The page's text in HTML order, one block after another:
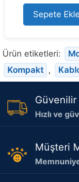
t
o
f
5
Sepete Ekle
Ürün etiketleri:
Kompakt ,
Hızlı ve
Müşteri